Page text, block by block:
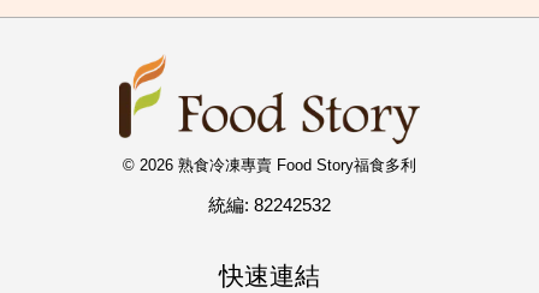
© 2026 熟食冷凍專賣 Food Story福食多利
統編: 82242532
快速連結